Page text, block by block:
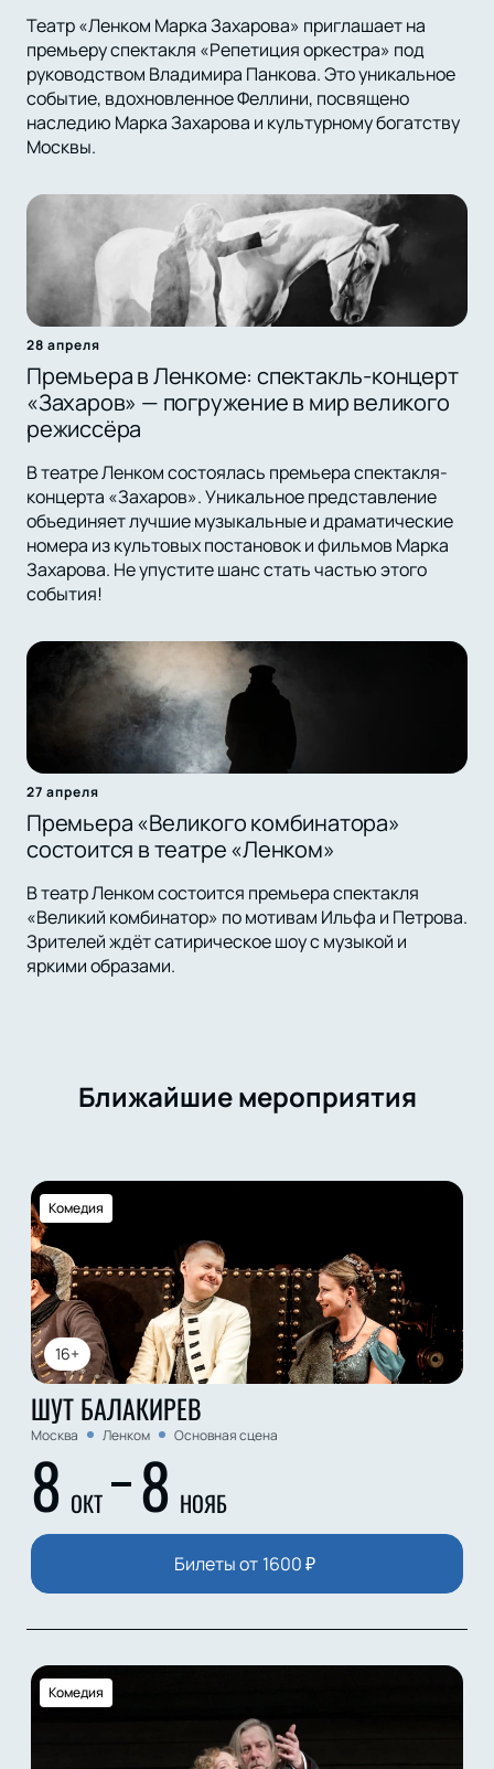
Театр «Ленком Марка Захарова» приглашает на
премьеру спектакля «Репетиция оркестра» под
руководством Владимира Панкова. Это уникальное
событие, вдохновленное Феллини, посвящено
наследию Марка Захарова и культурному богатству
Москвы.
28 апреля
Премьера в Ленкоме: спектакль-концерт
«Захаров» — погружение в мир великого
режиссёра
В театре Ленком состоялась премьера спектакля-
концерта «Захаров». Уникальное представление
объединяет лучшие музыкальные и драматические
номера из культовых постановок и фильмов Марка
Захарова. Не упустите шанс стать частью этого
события!
27 апреля
Премьера «Великого комбинатора»
состоится в театре «Ленком»
В театр Ленком состоится премьера спектакля
«Великий комбинатор» по мотивам Ильфа и Петрова.
Зрителей ждёт сатирическое шоу с музыкой и
яркими образами.
Ближайшие мероприятия
16+
Комедия
ШУТ БАЛАКИРЕВ
Москва Ленком Основная сцена
8 ОКТ 8 НОЯБ
Билеты от 1600₽
Комедия